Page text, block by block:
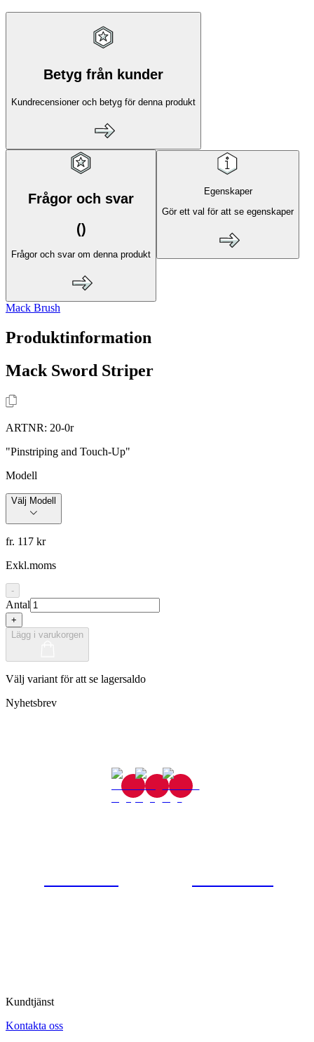
Betyg från kunder
Kundrecensioner och betyg för denna produkt
Frågor och svar
()
Frågor och svar om denna produkt
Egenskaper
Gör ett val för att se egenskaper
Mack Brush
Produktinformation
Mack Sword Striper
ARTNR: 20-0r
"Pinstriping and Touch-Up"
Modell
Välj Modell
fr. 117 kr
Exkl.moms
-
Antal
+
Lägg i varukorgen
Välj variant för att se lagersaldo
Nyhetsbrev
Kundtjänst
Kontakta oss